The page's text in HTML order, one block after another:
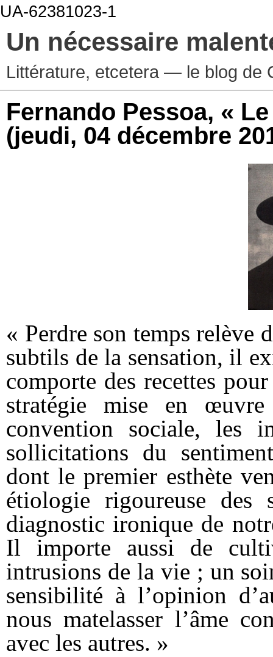
UA-62381023-1
Un nécessaire
Littérature, etcetera — le blog de
Fernando Pessoa, «
(jeudi, 04 décembre
« Perdre son temps relève
subtils de la sensation, il
comporte des recettes
stratégie mise en
convention sociale, les
sollicitations du
dont le premier esthète
étiologie rigoureuse des
diagnostic ironique de
Il importe aussi de
intrusions de la vie ; un
sensibilité à l’opinion
nous matelasser l’âme
avec les autres. »